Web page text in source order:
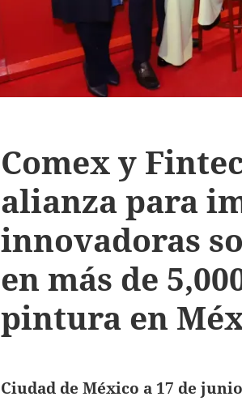
Comex y
alianza para
innovadoras
en más de
pintura en
Ciudad de México a 17 de